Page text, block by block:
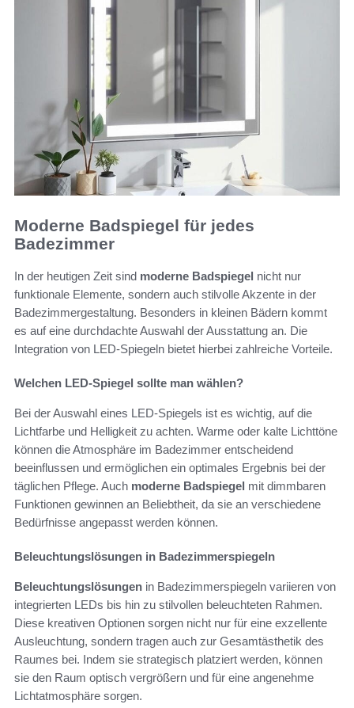
Moderne Badspiegel für jedes
Badezimmer
In der heutigen Zeit sind moderne Badspiegel nicht nur
funktionale Elemente, sondern auch stilvolle Akzente in der
Badezimmergestaltung. Besonders in kleinen Bädern kommt
es auf eine durchdachte Auswahl der Ausstattung an. Die
Integration von LED-Spiegeln bietet hierbei zahlreiche Vorteile.
Welchen LED-Spiegel sollte man wählen?
Bei der Auswahl eines LED-Spiegels ist es wichtig, auf die
Lichtfarbe und Helligkeit zu achten. Warme oder kalte Lichttöne
können die Atmosphäre im Badezimmer entscheidend
beeinflussen und ermöglichen ein optimales Ergebnis bei der
täglichen Pflege. Auch moderne Badspiegel mit dimmbaren
Funktionen gewinnen an Beliebtheit, da sie an verschiedene
Bedürfnisse angepasst werden können.
Beleuchtungslösungen in Badezimmerspiegeln
Beleuchtungslösungen in Badezimmerspiegeln variieren von
integrierten LEDs bis hin zu stilvollen beleuchteten Rahmen.
Diese kreativen Optionen sorgen nicht nur für eine exzellente
Ausleuchtung, sondern tragen auch zur Gesamtästhetik des
Raumes bei. Indem sie strategisch platziert werden, können
sie den Raum optisch vergrößern und für eine angenehme
Lichtatmosphäre sorgen.